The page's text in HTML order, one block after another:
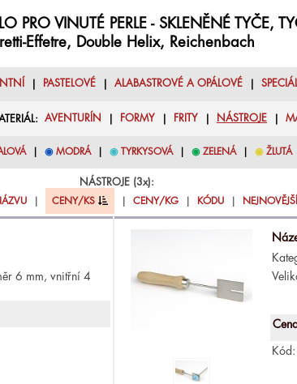
PRO VINUTÉ PERLE - SKLENĚNÉ TYČE,
Effetre, Double Helix, Reichenbach
PASTELOVÉ| ALABASTROVÉ A OPÁLOVÉ|
AVENTURÍN FORMY FRITY NÁSTROJE
| ◉ MODRÁ| ◉ TYRKYSOVÁ| ◉ ZELENÁ| ◉ ŽLUTÁ
NÁSTROJE (3x):
CENY/KS CENY/KG KÓDU NEJNOVĚJŠÍ
6 mm, vnitřní 4
Kód: